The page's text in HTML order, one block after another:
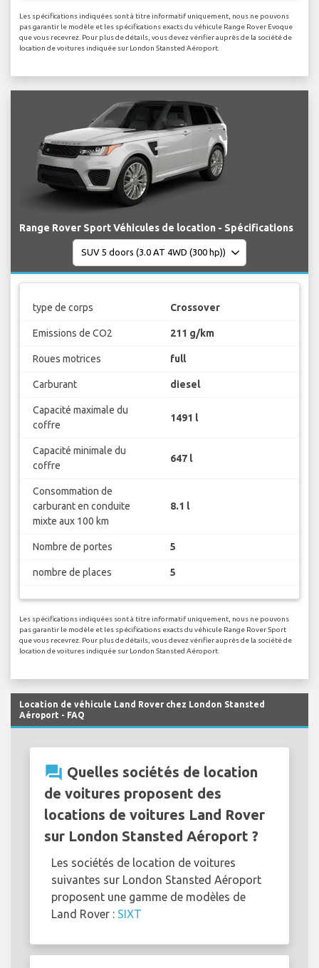
Les spécifications indiquées sont à titre informatif uniquement, nous ne pouvons
pas garantir le modèle et les spécifications exacts du véhicule Range Rover Evoque
que vous recevrez. Pour plus de détails, vous devez vérifier auprès de la société de
location de voitures indiquée sur London Stansted Aéroport.
Range Rover Sport Véhicules de location - Spécifications
type de corps Crossover
Emissions de CO2 211 g/km
Roues motrices full
Carburant diesel
Capacité maximale du
coffre
1491 l
Capacité minimale du
coffre
647 l
Consommation de
carburant en conduite
mixte aux 100 km
8.1 l
Nombre de portes 5
nombre de places 5
Les spécifications indiquées sont à titre informatif uniquement, nous ne pouvons
pas garantir le modèle et les spécifications exacts du véhicule Range Rover Sport
que vous recevrez. Pour plus de détails, vous devez vérifier auprès de la société de
location de voitures indiquée sur London Stansted Aéroport.
Location de véhicule Land Rover chez London Stansted
Aéroport - FAQ
question_answer Quelles sociétés de location
de voitures proposent des
locations de voitures Land Rover
sur London Stansted Aéroport ?
Les sociétés de location de voitures
suivantes sur London Stansted Aéroport
proposent une gamme de modèles de
Land Rover : SIXT